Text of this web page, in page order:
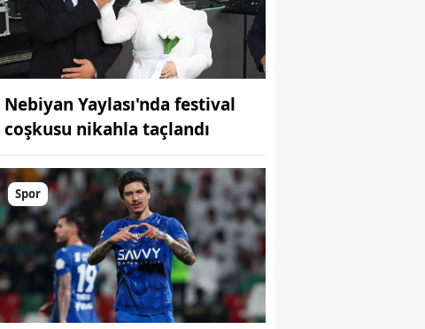
Nebiyan Yaylası'nda festival
coşkusu nikahla taçlandı
Spor